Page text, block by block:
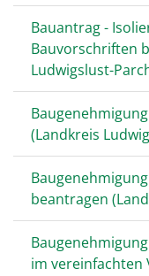
Bauantrag -
Bauvorschriften
Ludwigslust-
(Landkreis
beantragen
im vereinfachten